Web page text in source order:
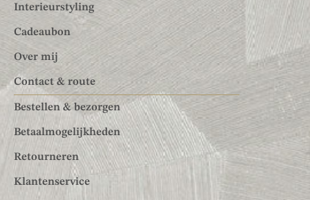
Interieurstyling
Cadeaubon
Over mij
Contact & route
Bestellen & bezorgen
Betaalmogelijkheden
Retourneren
Klantenservice